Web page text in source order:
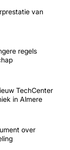
van
regels
TechCenter
in Almere
over